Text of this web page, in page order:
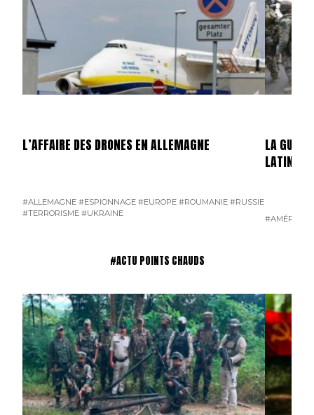
L’AFFAIRE DES DRONES EN ALLEMAGNE
#ALLEMAGNE #ESPIONNAGE #EUROPE #ROUMANIE #RUSSIE
#TERRORISME #UKRAINE
LA
LATINE
#ACTU POINTS CHAUDS